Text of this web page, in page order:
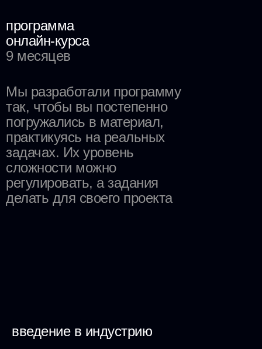
программа
онлайн-курса
9 месяцев
Мы разработали программу
так, чтобы вы постепенно
погружались в материал,
практикуясь на реальных
задачах. Их уровень
сложности можно
регулировать, а задания
делать для своего проекта
введение в индустрию